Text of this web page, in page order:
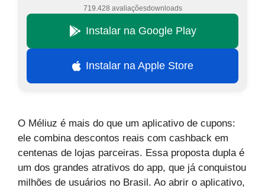
719.428 avaliaçõesdownloads
Instalar na Google Play
Instalar na Apple Store
O Méliuz é mais do que um aplicativo de cupons:
ele combina descontos reais com cashback em
centenas de lojas parceiras. Essa proposta dupla é
um dos grandes atrativos do app, que já conquistou
milhões de usuários no Brasil. Ao abrir o aplicativo,